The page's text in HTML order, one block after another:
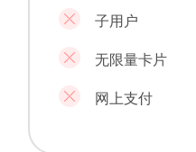
子用户
无限量卡片
网上支付